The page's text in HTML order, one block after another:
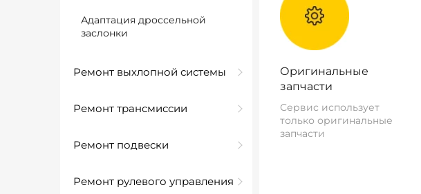
Адаптация дроссельной
заслонки
Ремонт выхлопной системы
Ремонт трансмиссии
Ремонт подвески
Ремонт рулевого управления
Оригинальные
запчасти
Сервис использует
только оригинальные
запчасти